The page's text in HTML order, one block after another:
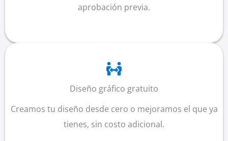
aprobación previa.
Diseño gráfico gratuito
Creamos tu diseño desde cero o mejoramos el que ya
tienes, sin costo adicional.